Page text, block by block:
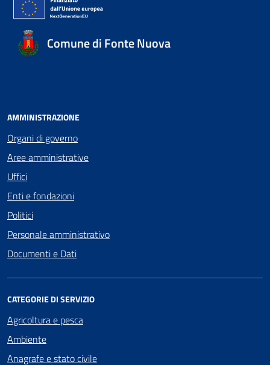
Comune di Fonte Nuova
AMMINISTRAZIONE
Organi di governo
Aree amministrative
Uffici
Enti e fondazioni
Politici
Personale amministrativo
Documenti e Dati
CATEGORIE DI SERVIZIO
Agricoltura e pesca
Ambiente
Anagrafe e stato civile